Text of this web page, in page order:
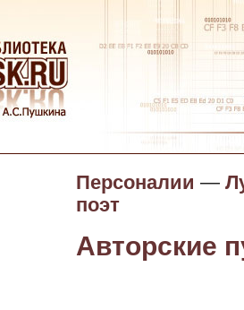
Персоналии —
поэт
Авторские